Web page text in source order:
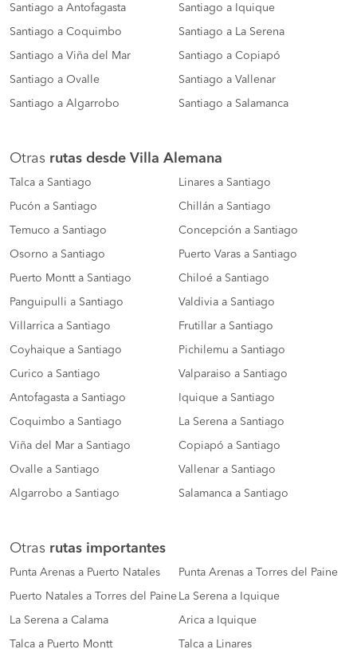
Santiago a Antofagasta Santiago a Iquique
Santiago a Coquimbo Santiago a La Serena
Santiago a Viña del Mar Santiago a Copiapó
Santiago a Ovalle Santiago a Vallenar
Santiago a Algarrobo Santiago a Salamanca
Otras rutas desde Villa Alemana
Talca a Santiago Linares a Santiago
Pucón a Santiago Chillán a Santiago
Temuco a Santiago Concepción a Santiago
Osorno a Santiago Puerto Varas a Santiago
Puerto Montt a Santiago Chiloé a Santiago
Panguipulli a Santiago Valdivia a Santiago
Villarrica a Santiago Frutillar a Santiago
Coyhaique a Santiago Pichilemu a Santiago
Curico a Santiago Valparaiso a Santiago
Antofagasta a Santiago Iquique a Santiago
Coquimbo a Santiago La Serena a Santiago
Viña del Mar a Santiago Copiapó a Santiago
Ovalle a Santiago Vallenar a Santiago
Algarrobo a Santiago Salamanca a Santiago
Otras rutas importantes
Punta Arenas a Puerto Natales Punta Arenas a Torres del Paine
Puerto Natales a Torres del Paine La Serena a Iquique
La Serena a Calama Arica a Iquique
Talca a Puerto Montt Talca a Linares